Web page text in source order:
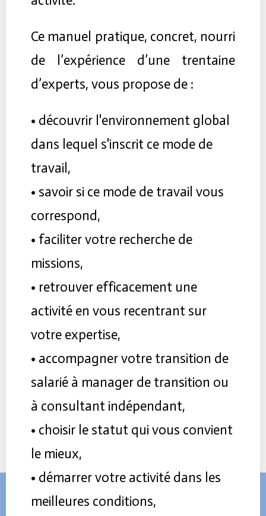
Ce manuel pratique, concret, nourri
de l’expérience d’une trentaine
d’experts, vous propose de :
• découvrir l'environnement global
dans lequel s'inscrit ce mode de
travail,
• savoir si ce mode de travail vous
correspond,
• faciliter votre recherche de
missions,
• retrouver efficacement une
activité en vous recentrant sur
votre expertise,
• accompagner votre transition de
salarié à manager de transition ou
à consultant indépendant,
• choisir le statut qui vous convient
le mieux,
• démarrer votre activité dans les
meilleures conditions,